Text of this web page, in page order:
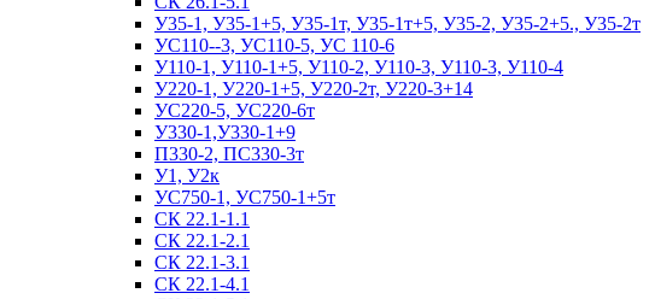
У35-1, У35-1+5, У35-1т, У35-1т+5, У35-2, У35-2+5., У35-2т
УС110--3, УС110-5, УС 110-6
У110-1, У110-1+5, У110-2, У110-3, У110-3, У110-4
У220-1, У220-1+5, У220-2т, У220-3+14
УС220-5, УС220-6т
У330-1,У330-1+9
П330-2, ПС330-3т
У1, У2к
УС750-1, УС750-1+5т
СК 22.1-1.1
СК 22.1-2.1
СК 22.1-3.1
СК 22.1-4.1